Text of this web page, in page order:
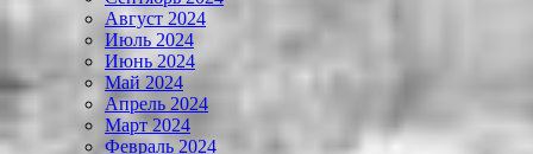
Август 2024
Июль 2024
Июнь 2024
Май 2024
Апрель 2024
Март 2024
Февраль 2024